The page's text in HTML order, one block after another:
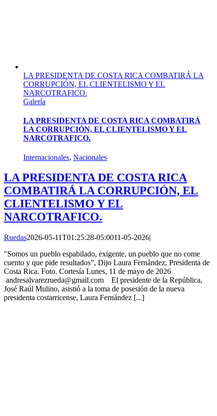
LA PRESIDENTA DE COSTA RICA COMBATIRÁ LA
CORRUPCIÓN, EL CLIENTELISMO Y EL
NARCOTRAFICO.
Galería
LA PRESIDENTA DE COSTA RICA COMBATIRÁ
LA CORRUPCIÓN, EL CLIENTELISMO Y EL
NARCOTRAFICO.
Internacionales, Nacionales
LA PRESIDENTA DE COSTA RICA
COMBATIRÁ LA CORRUPCIÓN, EL
CLIENTELISMO Y EL
NARCOTRAFICO.
Ruedas2026-05-11T01:25:28-05:0011-05-2026|
"Somos un pueblo espabilado, exigente, un pueblo que no come
cuento y que pide resultados”, Dijo Laura Fernández, Presidenta de
Costa Rica. Foto. Cortesía Lunes, 11 de mayo de 2026
andresalvarezrueda@gmail.com El presidente de la República,
José Raúl Mulino, asistió a la toma de posesión de la nueva
presidenta costarricense, Laura Fernández [...]